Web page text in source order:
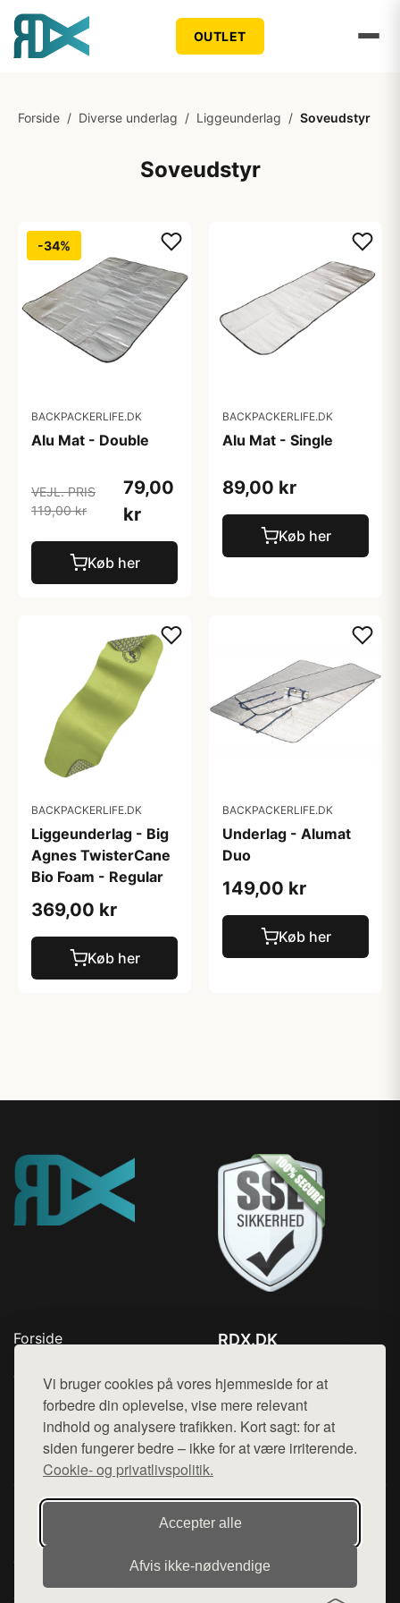
Vi bruger cookies på vores hjemmeside for at
forbedre din oplevelse, vise mere relevant
indhold og analysere trafikken. Kort sagt: for at
siden fungerer bedre – ikke for at være irriterende.
Cookie- og privatlivspolitik.
Accepter alle
Afvis ikke‑nødvendige
OUTLET
Forside / Diverse underlag / Liggeunderlag / Soveudstyr
Soveudstyr
-34%
BACKPACKERLIFE.DK
Alu Mat - Double
VEJL. PRIS
119,00 kr
79,00
kr
Køb her
BACKPACKERLIFE.DK
Alu Mat - Single
89,00 kr
Køb her
BACKPACKERLIFE.DK
Liggeunderlag - Big
Agnes TwisterCane
Bio Foam - Regular
369,00 kr
Køb her
BACKPACKERLIFE.DK
Underlag - Alumat
Duo
149,00 kr
Køb her
Forside
Top Rabatter
Blog
Kontakt
RDX.DK
Mail: hej@want.dk
Cookie- og privatlivspolitik
Denne side er en del af want.dk, der udgiver en række
hjemmesider med præsentation af forskellige produkter fra
diverse webshops. Der sælges ikke varer fra denne side - vi
henviser til de shops, som sælger varen. Vi har heller ikke